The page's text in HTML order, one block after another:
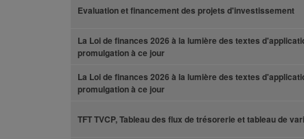
Evaluation et financement des projets d'investissement
La Loi de finances 2026 à la lumière des textes
promulgation à ce jour
La Loi de finances 2026 à la lumière des textes
promulgation à ce jour
TFT TVCP, Tableau des flux de trésorerie et tableau de